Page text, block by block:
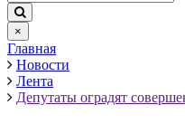
×
Главная
Новости
Лента
Депутаты оградят